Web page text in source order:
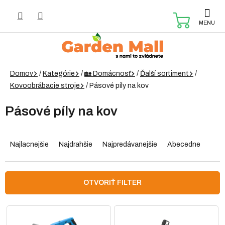
Domov / Kategórie / 🏡 Domácnosť / Ďalší sortiment
/
Kovoobrábacie stroje
/ Pásové píly na kov
Pásové píly na kov
a
e
n
p
Najlacnejšie Najdrahšie Najpredávanejšie Abecedne
OTVORIŤ FILTER
V